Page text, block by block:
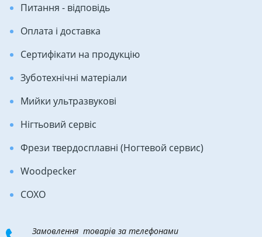
Питання - відповідь
Оплата і доставка
Сертифікати на продукцію
Зуботехнічні матеріали
Мийки ультразвукові
Нігтьовий сервіс
Фрези твердосплавні (Ногтевой сервис)
Woodpecker
COXO
Замовлення товарів за телефонами